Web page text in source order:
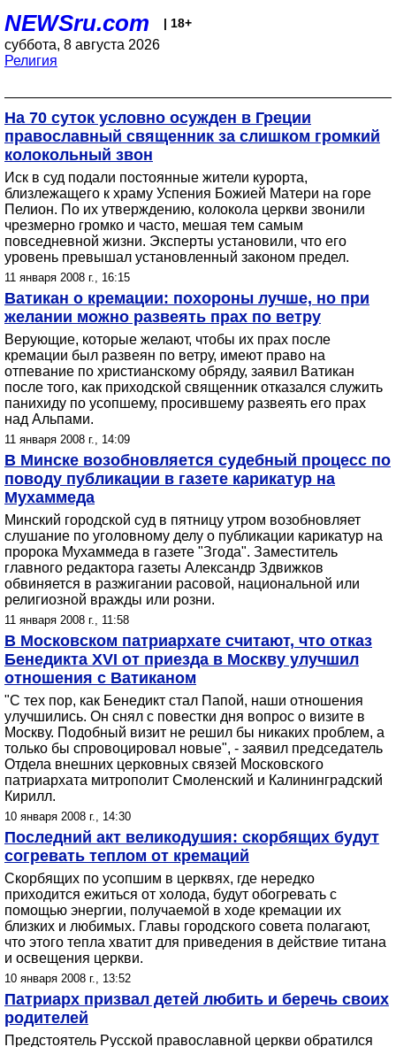
NEWSru.com | 18+
суббота, 8 августа 2026
Религия
На 70 суток условно осужден в Греции
православный священник за слишком громкий
колокольный звон
Иск в суд подали постоянные жители курорта,
близлежащего к храму Успения Божией Матери на горе
Пелион. По их утверждению, колокола церкви звонили
чрезмерно громко и часто, мешая тем самым
повседневной жизни. Эксперты установили, что его
уровень превышал установленный законом предел.
11 января 2008 г., 16:15
Ватикан о кремации: похороны лучше, но при
желании можно развеять прах по ветру
Верующие, которые желают, чтобы их прах после
кремации был развеян по ветру, имеют право на
отпевание по христианскому обряду, заявил Ватикан
после того, как приходской священник отказался служить
панихиду по усопшему, просившему развеять его прах
над Альпами.
11 января 2008 г., 14:09
В Минске возобновляется судебный процесс по
поводу публикации в газете карикатур на
Мухаммеда
Минский городской суд в пятницу утром возобновляет
слушание по уголовному делу о публикации карикатур на
пророка Мухаммеда в газете "Згода". Заместитель
главного редактора газеты Александр Здвижков
обвиняется в разжигании расовой, национальной или
религиозной вражды или розни.
11 января 2008 г., 11:58
В Московском патриархате считают, что отказ
Бенедикта XVI от приезда в Москву улучшил
отношения с Ватиканом
"С тех пор, как Бенедикт стал Папой, наши отношения
улучшились. Он снял с повестки дня вопрос о визите в
Москву. Подобный визит не решил бы никаких проблем, а
только бы спровоцировал новые", - заявил председатель
Отдела внешних церковных связей Московского
патриархата митрополит Смоленский и Калининградский
Кирилл.
10 января 2008 г., 14:30
Последний акт великодушия: скорбящих будут
согревать теплом от кремаций
Скорбящих по усопшим в церквях, где нередко
приходится ежиться от холода, будут обогревать с
помощью энергии, получаемой в ходе кремации их
близких и любимых. Главы городского совета полагают,
что этого тепла хватит для приведения в действие титана
и освещения церкви.
10 января 2008 г., 13:52
Патриарх призвал детей любить и беречь своих
родителей
Предстоятель Русской православной церкви обратился